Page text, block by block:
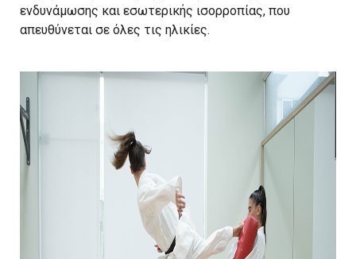
ενδυνάμωσης και εσωτερικής ισορροπίας, που
απευθύνεται σε όλες τις ηλικίες.